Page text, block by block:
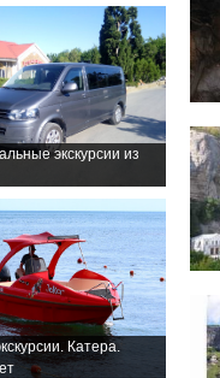
экскурсии из
Катера.